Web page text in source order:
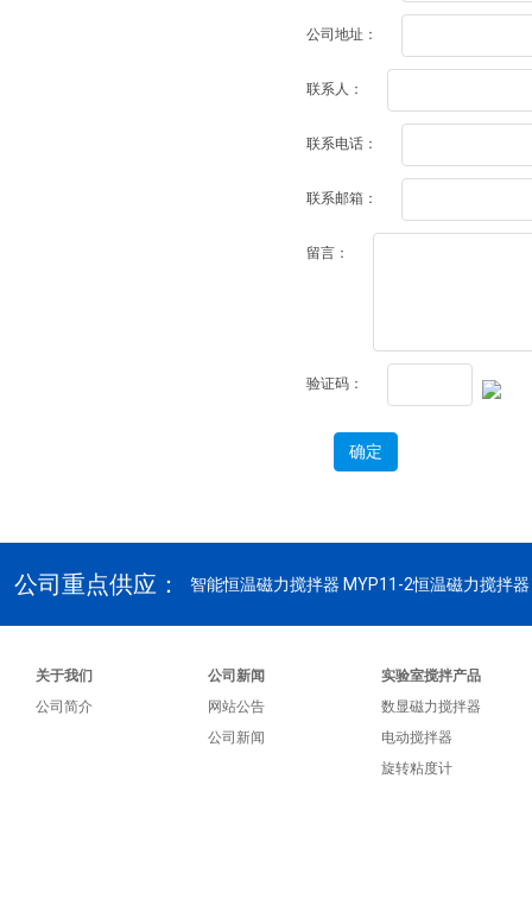
公司地址：
联系人：
联系电话：
联系邮箱：
留言：
验证码：
公司重点供应： 智能恒温磁力搅拌器 MYP11-2恒温磁力搅拌
关于我们
公司简介
公司新闻
网站公告
公司新闻
实验室搅拌产品
数显磁力搅拌器
电动搅拌器
旋转粘度计